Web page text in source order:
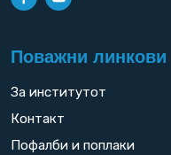
Поважни линкови
За институтот
Контакт
Пофалби и поплаки